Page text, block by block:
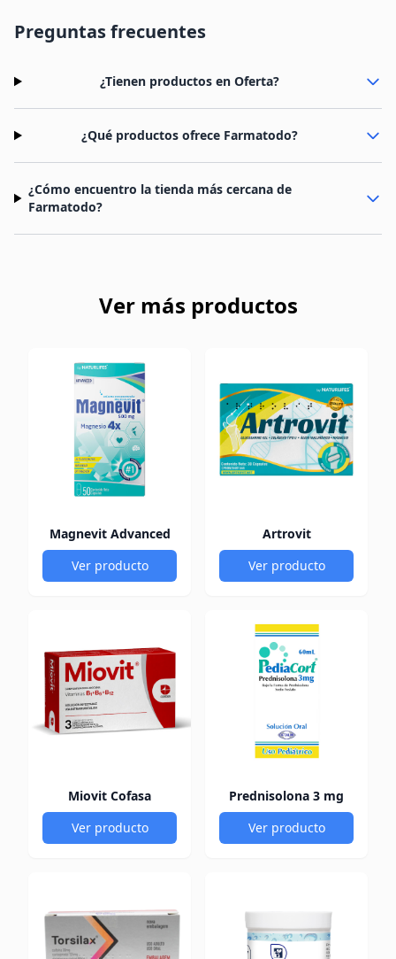
Preguntas frecuentes
¿Tienen productos en Oferta?
¿Qué productos ofrece Farmatodo?
¿Cómo encuentro la tienda más cercana de
Farmatodo?
Ver más productos
Magnevit Advanced
Ver producto
Artrovit
Ver producto
Miovit Cofasa
Ver producto
Prednisolona 3 mg
Ver producto